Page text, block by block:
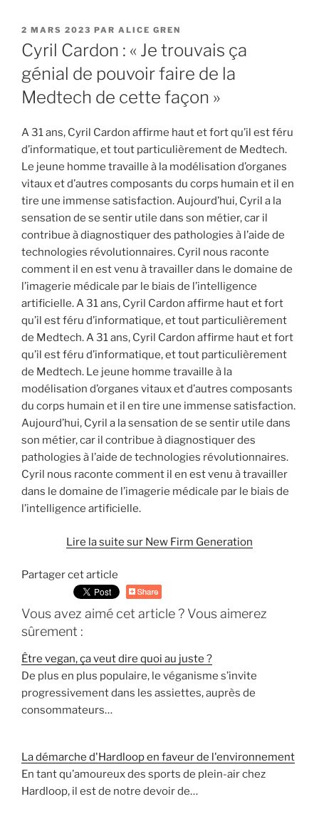
PUBLIÉ
LE
2 MARS 2023 PAR ALICE GREN
Cyril Cardon : « Je trouvais ça
génial de pouvoir faire de la
Medtech de cette façon »
A 31 ans, Cyril Cardon affirme haut et fort qu’il est féru
d’informatique, et tout particulièrement de Medtech.
Le jeune homme travaille à la modélisation d’organes
vitaux et d’autres composants du corps humain et il en
tire une immense satisfaction. Aujourd’hui, Cyril a la
sensation de se sentir utile dans son métier, car il
contribue à diagnostiquer des pathologies à l’aide de
technologies révolutionnaires. Cyril nous raconte
comment il en est venu à travailler dans le domaine de
l’imagerie médicale par le biais de l’intelligence
artificielle. A 31 ans, Cyril Cardon affirme haut et fort
qu’il est féru d’informatique, et tout particulièrement
de Medtech. A 31 ans, Cyril Cardon affirme haut et fort
qu’il est féru d’informatique, et tout particulièrement
de Medtech. Le jeune homme travaille à la
modélisation d’organes vitaux et d’autres composants
du corps humain et il en tire une immense satisfaction.
Aujourd’hui, Cyril a la sensation de se sentir utile dans
son métier, car il contribue à diagnostiquer des
pathologies à l’aide de technologies révolutionnaires.
Cyril nous raconte comment il en est venu à travailler
dans le domaine de l’imagerie médicale par le biais de
l’intelligence artificielle.
Lire la suite sur New Firm Generation
Partager cet article
Vous avez aimé cet article ? Vous aimerez
sûrement :
Être vegan, ça veut dire quoi au juste ?
De plus en plus populaire, le véganisme s’invite
progressivement dans les assiettes, auprès de
consommateurs…
La démarche d'Hardloop en faveur de l'environnement
En tant qu’amoureux des sports de plein-air chez
Hardloop, il est de notre devoir de…